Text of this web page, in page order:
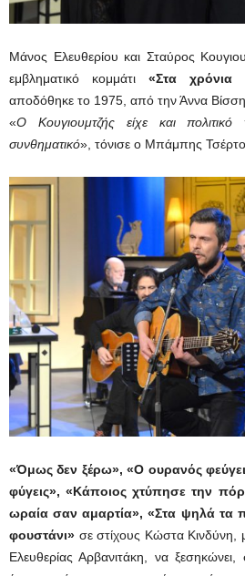
Μάνος Ελευθερίου και Σταύρος
εμβληματικό κομμάτι
«Στα χρόνια
αποδόθηκε το 1975, από την Άννα Βίσση
«Ο Κουγιουμτζής είχε και πολιτικό
συνθηματικό», τόνισε ο Μπάμπης
«Όμως δεν ξέρω», «Ο ουρανός
φύγεις», «Κάποιος χτύπησε την
ωραία σαν αμαρτία», «Στα ψηλά τα
φουστάνι» σε στίχους Κώστα Κινδύνη,
Ελευθερίας Αρβανιτάκη, να